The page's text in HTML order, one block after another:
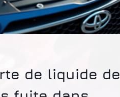
de liquide de